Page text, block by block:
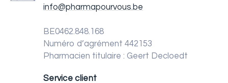
info@pharmapourvous.be
BE0462.848.168
Numéro d’agrément 442153
Pharmacien titulaire : Geert Decloedt
Service client